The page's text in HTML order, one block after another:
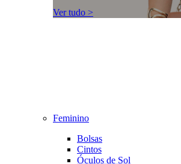
Ver tudo >
Feminino
Bolsas
Cintos
Óculos de Sol